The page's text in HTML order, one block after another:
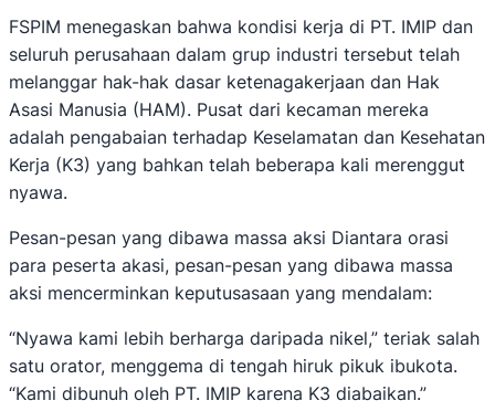
FSPIM menegaskan bahwa kondisi kerja di PT. IMIP dan
seluruh perusahaan dalam grup industri tersebut telah
melanggar hak-hak dasar ketenagakerjaan dan Hak
Asasi Manusia (HAM). Pusat dari kecaman mereka
adalah pengabaian terhadap Keselamatan dan Kesehatan
Kerja (K3) yang bahkan telah beberapa kali merenggut
nyawa.
Pesan-pesan yang dibawa massa aksi Diantara orasi
para peserta akasi, pesan-pesan yang dibawa massa
aksi mencerminkan keputusasaan yang mendalam:
“Nyawa kami lebih berharga daripada nikel,” teriak salah
satu orator, menggema di tengah hiruk pikuk ibukota.
“Kami dibunuh oleh PT. IMIP karena K3 diabaikan.”